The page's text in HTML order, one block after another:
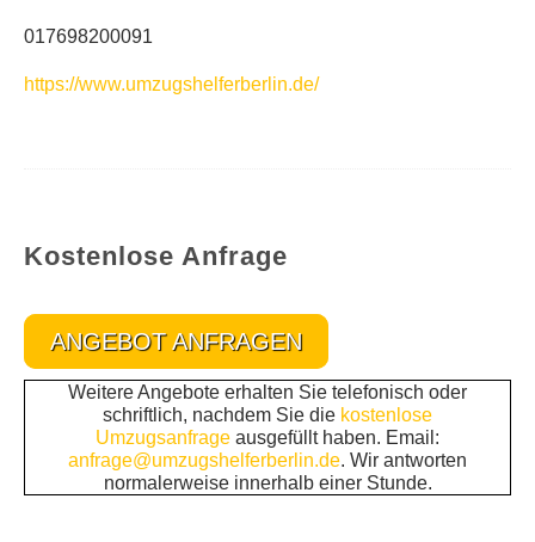
017698200091
https://www.umzugshelferberlin.de/
Kostenlose Anfrage
ANGEBOT ANFRAGEN
Weitere Angebote erhalten Sie telefonisch oder
schriftlich, nachdem Sie die kostenlose
Umzugsanfrage ausgefüllt haben. Email:
anfrage@umzugshelferberlin.de. Wir antworten
normalerweise innerhalb einer Stunde.